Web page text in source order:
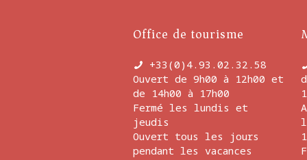
Office de tourisme
+33(0)4.93.02.32.58
Ouvert de 9h00 à 12h00 et
de 14h00 à 17h00
Fermé les lundis et
jeudis
Ouvert tous les jours
pendant les vacances